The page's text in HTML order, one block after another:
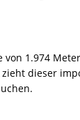
von 1.974
dieser